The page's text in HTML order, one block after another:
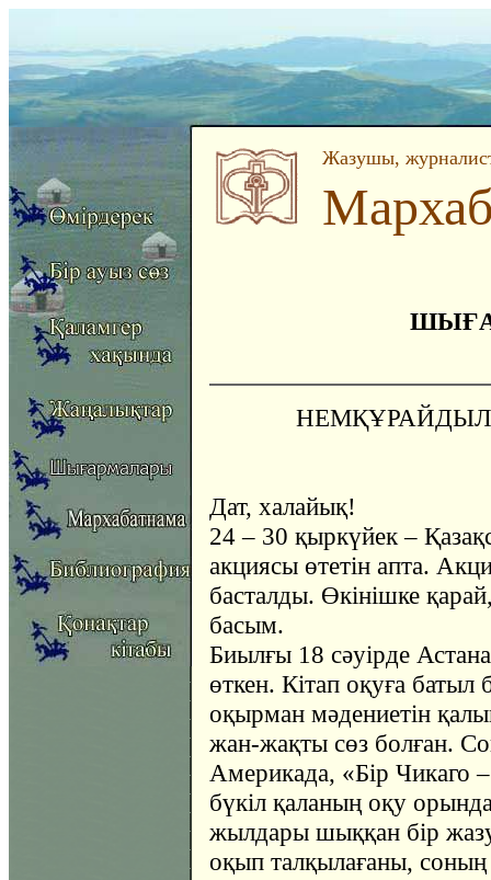
Жазушы,
Дат, халайық!
24 – 30 қыркүйек –
акциясы өтетін апта.
басталды. Өкінішке
басым.
Биылғы 18 сәуірде
өткен. Кітап оқуға батыл
оқырман мәдениетін
жан-жақты сөз болған.
Америкада, «Бір Чикаго
бүкіл қаланың оқу
жылдары шыққан бір
оқып талқылағаны, соның